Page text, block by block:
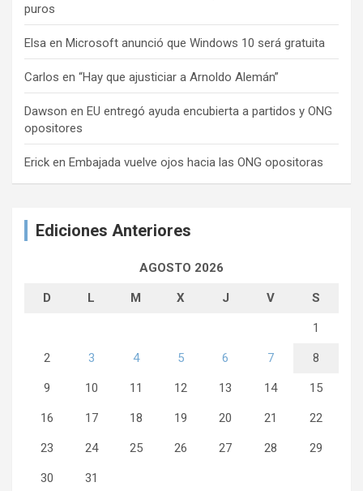
puros
Elsa en Microsoft anunció que Windows 10 será gratuita
Carlos en “Hay que ajusticiar a Arnoldo Alemán”
Dawson en EU entregó ayuda encubierta a partidos y ONG
opositores
Erick en Embajada vuelve ojos hacia las ONG opositoras
Ediciones Anteriores
AGOSTO 2026
D L M X J V S
1
2 3 4 5 6 7 8
9 10 11 12 13 14 15
16 17 18 19 20 21 22
23 24 25 26 27 28 29
30 31